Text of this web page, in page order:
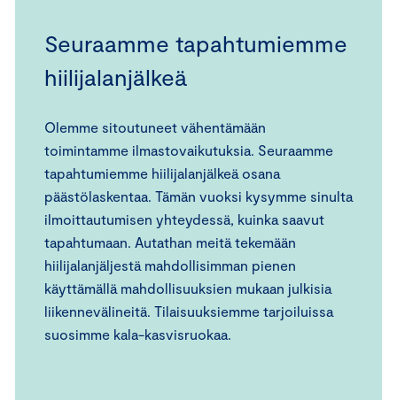
Seuraamme tapahtumiemme
hiilijalanjälkeä
Olemme sitoutuneet vähentämään
toimintamme ilmastovaikutuksia. Seuraamme
tapahtumiemme hiilijalanjälkeä osana
päästölaskentaa. Tämän vuoksi kysymme sinulta
ilmoittautumisen yhteydessä, kuinka saavut
tapahtumaan. Autathan meitä tekemään
hiilijalanjäljestä mahdollisimman pienen
käyttämällä mahdollisuuksien mukaan julkisia
liikennevälineitä. Tilaisuuksiemme tarjoiluissa
suosimme kala-kasvisruokaa.